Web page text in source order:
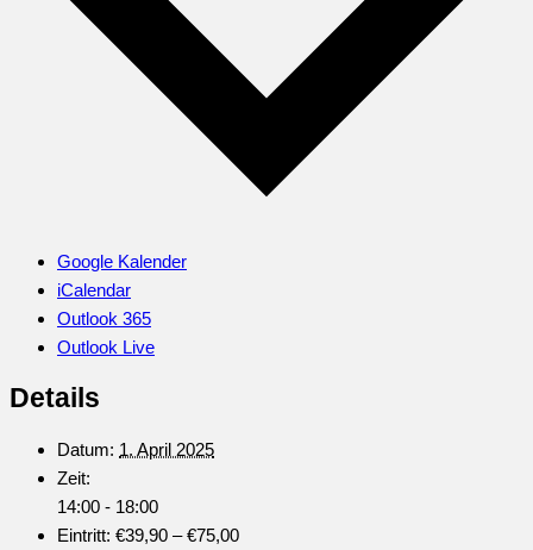
Google Kalender
iCalendar
Outlook 365
Outlook Live
Details
Datum: 1. April 2025
Zeit:
14:00 - 18:00
Eintritt: €39,90 – €75,00